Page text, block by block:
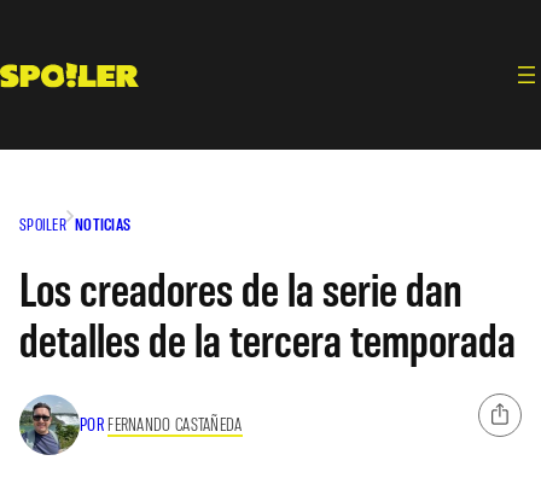
contenido
SPOILER NOTICIAS
Los creadores de la serie dan
detalles de la tercera temporada
POR FERNANDO CASTAÑEDA